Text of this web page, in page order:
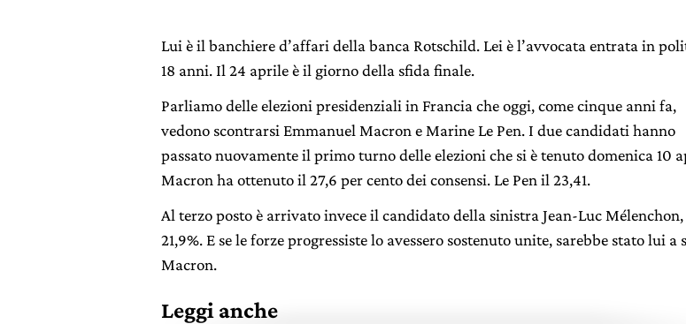
Lui è il banchiere d’affari della banca Rotschild. Lei è l’avvocata entrata in
18 anni. Il 24 aprile è il giorno della sfida finale.
Parliamo delle elezioni presidenziali in Francia che oggi, come cinque anni fa,
vedono scontrarsi Emmanuel Macron e Marine Le Pen. I due candidati hanno
passato nuovamente il primo turno delle elezioni che si è tenuto domenica 10
Macron ha ottenuto il 27,6 per cento dei consensi. Le Pen il 23,41.
Al terzo posto è arrivato invece il candidato della sinistra Jean-Luc
21,9%. E se le forze progressiste lo avessero sostenuto unite, sarebbe stato lui a
Macron.
Leggi anche